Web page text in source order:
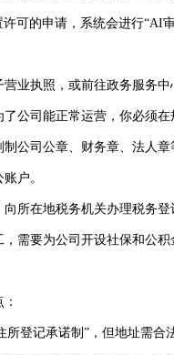
的申请，系统会进行“AI审
执照，或前往政务服务中
司能正常运营，你必须在
司公章、财务章、法人章
户。
在地税务机关办理税务登
要为公司开设社保和公积
记承诺制”，但地址需合